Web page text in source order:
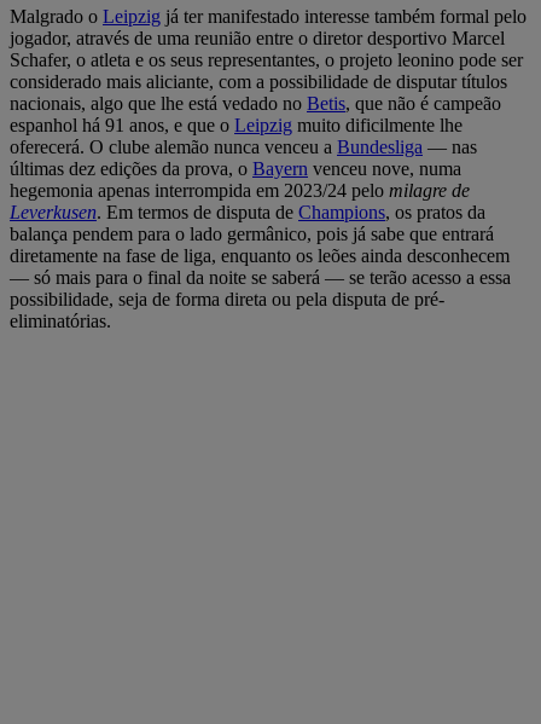
Malgrado o Leipzig já ter manifestado interesse também formal pelo
jogador, através de uma reunião entre o diretor desportivo Marcel
Schafer, o atleta e os seus representantes, o projeto leonino pode ser
considerado mais aliciante, com a possibilidade de disputar títulos
nacionais, algo que lhe está vedado no Betis, que não é campeão
espanhol há 91 anos, e que o Leipzig muito dificilmente lhe
oferecerá. O clube alemão nunca venceu a Bundesliga — nas
últimas dez edições da prova, o Bayern venceu nove, numa
hegemonia apenas interrompida em 2023/24 pelo milagre de
Leverkusen. Em termos de disputa de Champions, os pratos da
balança pendem para o lado germânico, pois já sabe que entrará
diretamente na fase de liga, enquanto os leões ainda desconhecem
— só mais para o final da noite se saberá — se terão acesso a essa
possibilidade, seja de forma direta ou pela disputa de pré-
eliminatórias.